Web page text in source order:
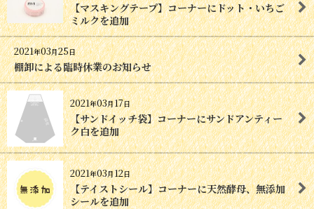
【マスキングテープ】コーナーにドット・いちご
ミルクを追加
2021年03月25日
棚卸による臨時休業のお知らせ
2021年03月17日
【サンドイッチ袋】コーナーにサンドアンティー
ク白を追加
2021年03月12日
【テイストシール】コーナーに天然酵母、無添加
シールを追加